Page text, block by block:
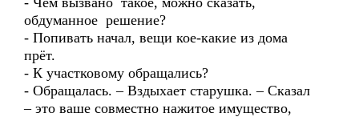
обдуманное решение?
- Попивать начал, вещи кое-какие из дома
прёт.
- К участковому обращались?
- Обращалась. – Вздыхает старушка. – Сказал
– это ваше совместно нажитое имущество,